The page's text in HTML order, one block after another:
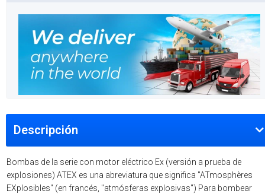
Descripción
Bombas de la serie con motor eléctrico Ex (versión a prueba de
explosiones) ATEX es una abreviatura que significa "ATmosphères
EXplosibles" (en francés, "atmósferas explosivas") Para bombear